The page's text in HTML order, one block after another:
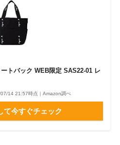
トバック WEB限定 SAS22-01 レ
14 21:57時点｜Amazon調べ
て今すぐチェック